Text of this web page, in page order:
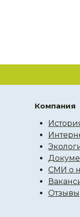
Компания
СМИ о
Отзывы